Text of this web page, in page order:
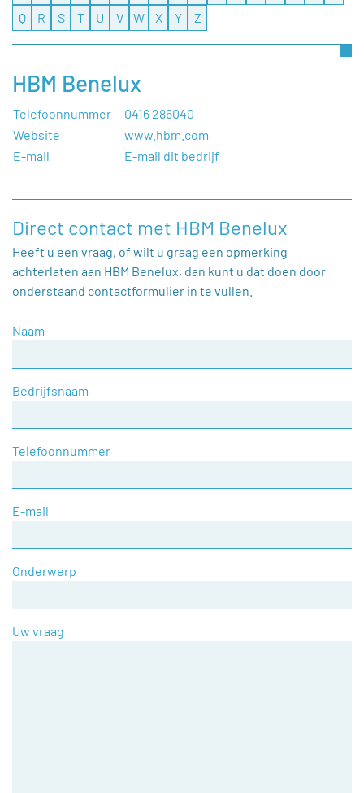
Q
R S T U V W X Y Z
HBM Benelux
Telefoonnummer
0416 286040
Website
www.hbm.com
E-mail
E-mail dit bedrijf
Direct contact met HBM Benelux
Heeft u een vraag, of wilt u graag een opmerking
achterlaten aan HBM Benelux, dan kunt u dat doen door
onderstaand contactformulier in te vullen.
Naam
Bedrijfsnaam
Telefoonnummer
E-mail
Onderwerp
Uw vraag